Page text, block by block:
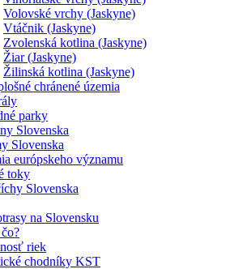
Volovské vrchy (Jaskyne)
Vtáčnik (Jaskyne)
Zvolenská kotlina (Jaskyne)
Žiar (Jaskyne)
Žilinská kotlina (Jaskyne)
chránené územia
parky
Slovenska
Slovenska
európskeho významu
toky
Slovenska
na Slovensku
riek
chodníky KST